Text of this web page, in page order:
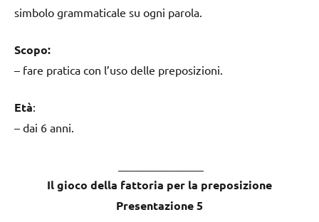
simbolo grammaticale su ogni parola.
Scopo:
– fare pratica con l’uso delle preposizioni.
Età:
– dai 6 anni.
Il gioco della fattoria per la preposizione
Presentazione 5